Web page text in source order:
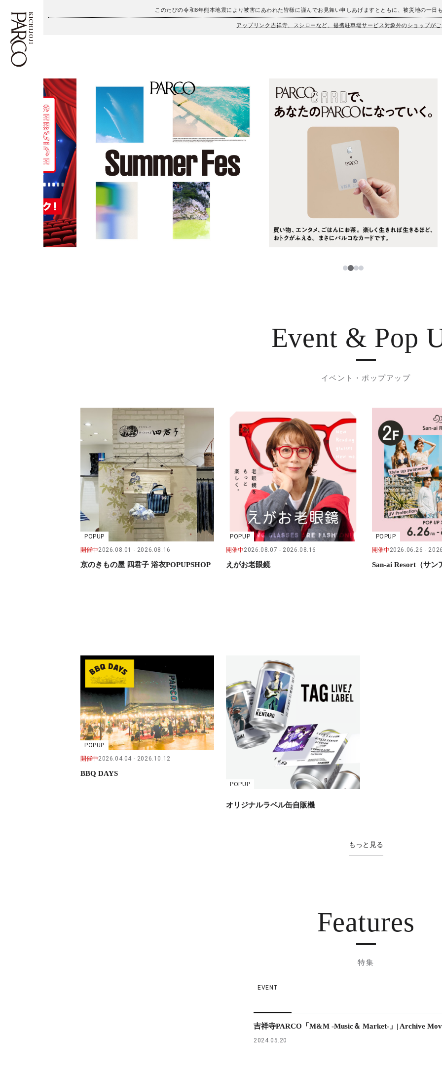
このたびの令和8年熊本地震により被害にあわれた皆様に謹んでお見舞い申しあげますとともに、被災地の一日
アップリンク吉祥寺、スシローなど、提携駐車場サービス対象外のショップが
施設案内・アクセス
イベント・ポップアップ
ニュース
レストラン・カフェ
TAX FREE
PARCOメンバーズ
繁体字
簡体字
한국어
ภาษาไทย
日本語
1234
Event & Pop
イベント・ポップアップ
POPUP
開催中2026.08.01 2026.08.16
京のきもの屋 四君子 浴衣POPUPSHOP
POPUP
開催中2026.08.07 2026.08.16
えがお老眼鏡
POPUP
開催中2026.06.26
San-ai Resort（サン
POPUP
開催中2026.04.04 2026.10.12
BBQ DAYS
POPUP
オリジナルラベル缶自販機
もっと見る
Features
特集
EVENT
吉祥寺PARCO「M&M -Music＆ Market-」| Archive
2024.05.20